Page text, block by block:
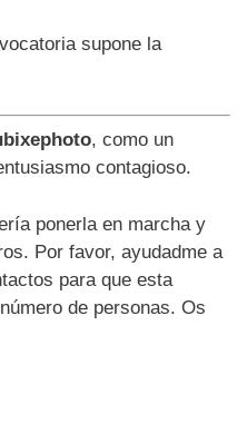
supone la
, como un
contagioso.
ponerla en marcha y
Por favor, ayudadme a
para que esta
de personas. Os